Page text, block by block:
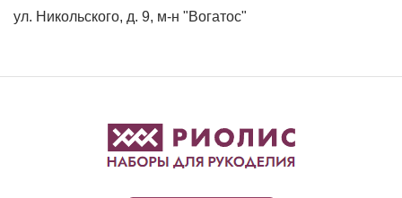
ул. Никольского, д. 9, м-н "Вогатос"